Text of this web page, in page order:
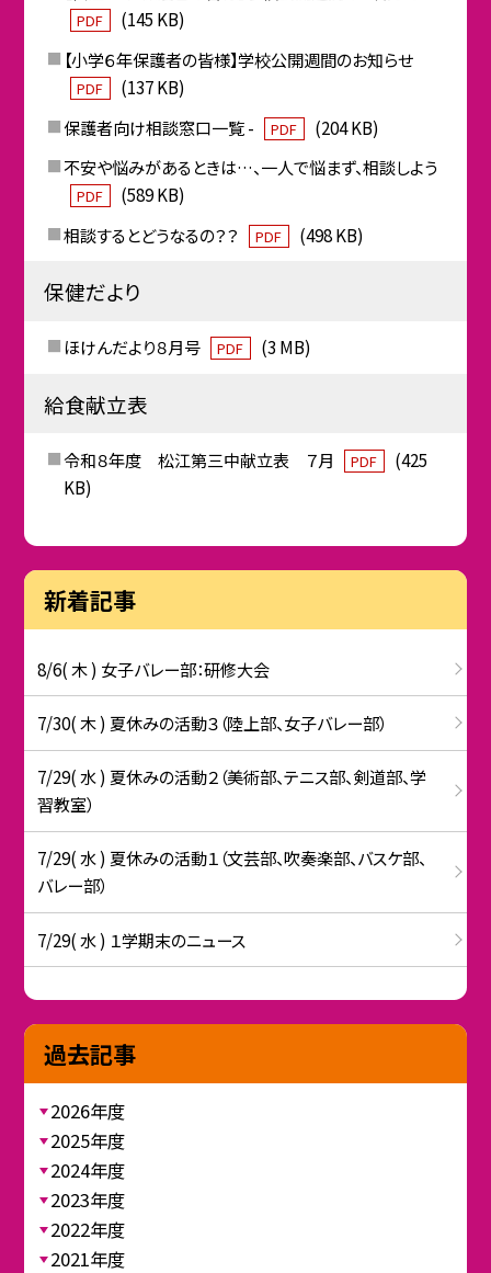
PDF
(145 KB)
【小学６年保護者の皆様】学校公開週間のお知らせ
PDF
(137 KB)
保護者向け相談窓口一覧 -
PDF
(204 KB)
不安や悩みがあるときは…、一人で悩まず、相談しよう
PDF
(589 KB)
相談するとどうなるの？？
PDF (498 KB)
保健だより
ほけんだより８月号 PDF (3 MB)
給食献立表
令和８年度 松江第三中献立表 ７月 PDF
(425
KB)
新着記事
8/6( 木 ) 女子バレー部：研修大会
7/30( 木 ) 夏休みの活動３（陸上部、女子バレー部）
7/29( 水 ) 夏休みの活動２（美術部、テニス部、剣道部、学
習教室）
7/29( 水 ) 夏休みの活動１（文芸部、吹奏楽部、バスケ部、
バレー部）
7/29( 水 ) １学期末のニュース
過去記事
2026年度
2025年度
2024年度
2023年度
2022年度
2021年度